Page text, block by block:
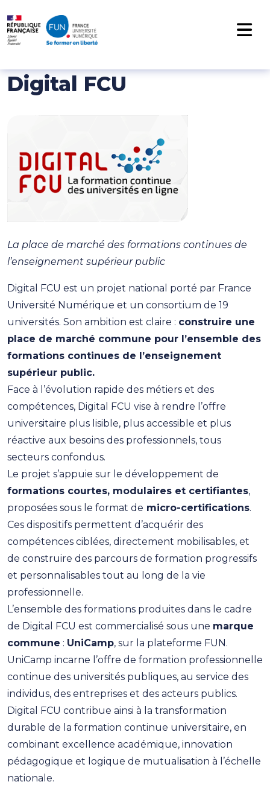
NAVIGATION PRINCIPALE
Digital FCU
La place de marché des formations continues de
l’enseignement supérieur public
Digital FCU est un projet national porté par France
Université Numérique et un consortium de 19
universités. Son ambition est claire : construire une
place de marché commune pour l’ensemble des
formations continues de l’enseignement
supérieur public.
Face à l’évolution rapide des métiers et des
compétences, Digital FCU vise à rendre l’offre
universitaire plus lisible, plus accessible et plus
réactive aux besoins des professionnels, tous
secteurs confondus.
Le projet s’appuie sur le développement de
formations courtes, modulaires et certifiantes,
proposées sous le format de micro-certifications.
Ces dispositifs permettent d’acquérir des
compétences ciblées, directement mobilisables, et
de construire des parcours de formation progressifs
et personnalisables tout au long de la vie
professionnelle.
L’ensemble des formations produites dans le cadre
de Digital FCU est commercialisé sous une marque
commune : UniCamp, sur la plateforme FUN.
UniCamp incarne l’offre de formation professionnelle
continue des universités publiques, au service des
individus, des entreprises et des acteurs publics.
Digital FCU contribue ainsi à la transformation
durable de la formation continue universitaire, en
combinant excellence académique, innovation
pédagogique et logique de mutualisation à l’échelle
nationale.